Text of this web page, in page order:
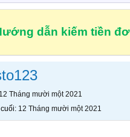
dẫn kiếm tiền
12 Tháng mười một 2021
12 Tháng mười một 2021